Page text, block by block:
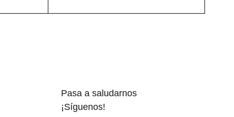
Pasa a saludarnos
¡Síguenos!